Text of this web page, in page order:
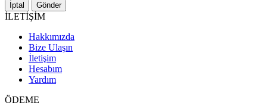
İptal Gönder
İLETİŞİM
Hakkımızda
Bize Ulaşın
İletişim
Hesabım
Yardım
ÖDEME